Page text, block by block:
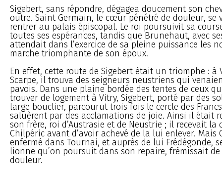
Sigebert, sans répondre, dégagea doucement son
outre. Saint Germain, le cœur pénétré de douleur, se
rentrer au palais épiscopal. Le roi poursuivit sa
toutes ses espérances, tandis que Brunehaut, avec
attendait dans l’exercice de sa pleine puissance les
marche triomphante de son époux.
En effet, cette route de Sigebert était un triomphe : à
Scarpe, il trouva des seigneurs neustriens qui
pavois. Dans une plaine bordée des tentes de ceux
trouver de logement à Vitry, Sigebert, porté par des
large bouclier, parcourut trois fois le cercle des
saluèrent par des acclamations de joie. Ainsi il était
son frère, roi d’Austrasie et de Neustrie ; il recevait la
Chilpéric avant d’avoir achevé de la lui enlever. Mais
enfermé dans Tournai, et auprès de lui Frédégonde,
lionne qu’on poursuit dans son repaire, frémissait de
douleur.